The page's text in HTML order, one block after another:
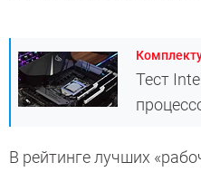
Тест
В рейтинге лучших